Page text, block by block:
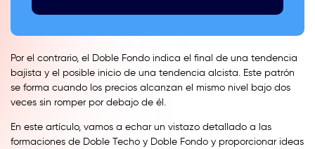
Por el contrario, el Doble Fondo indica el final de una tendencia
bajista y el posible inicio de una tendencia alcista. Este patrón
se forma cuando los precios alcanzan el mismo nivel bajo dos
veces sin romper por debajo de él.
En este artículo, vamos a echar un vistazo detallado a las
formaciones de Doble Techo y Doble Fondo y proporcionar ideas